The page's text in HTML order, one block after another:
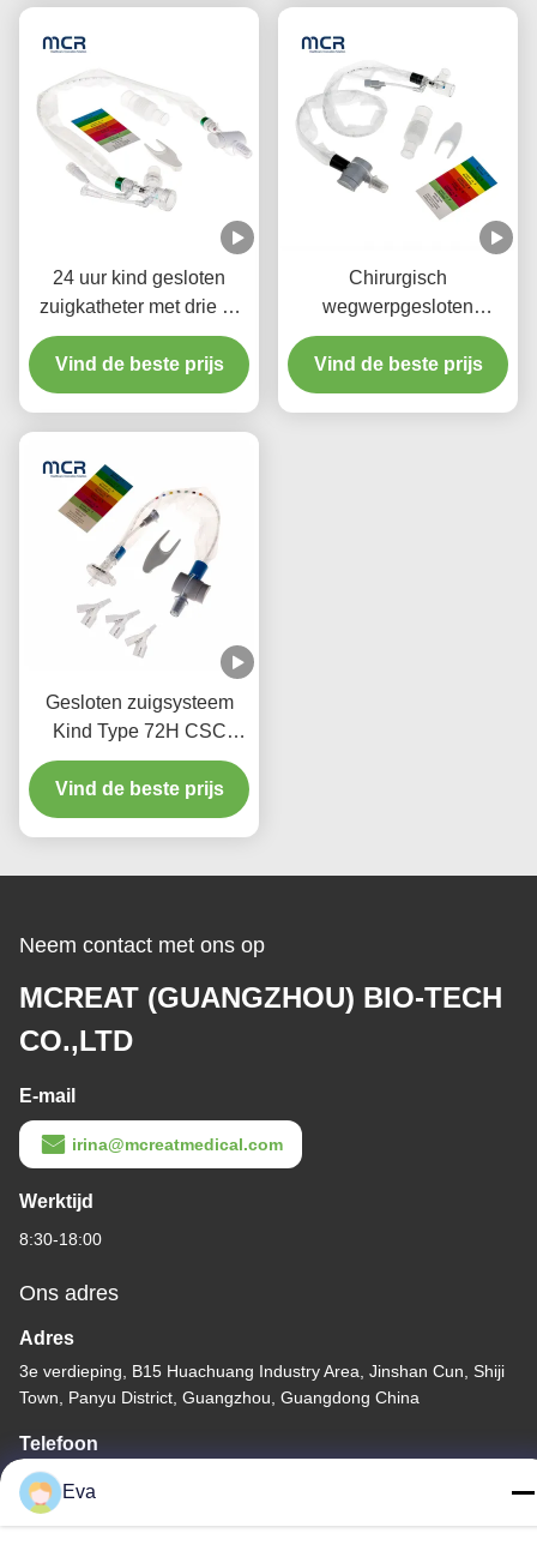
24 uur kind gesloten
zuigkatheter met drie Y-
stuk connectoren
Vind de beste prijs
Chirurgisch
wegwerpgesloten
zuigstelsel
Neonaten/Pediatrie-
Ellebogen
Vind de beste prijs
Gesloten zuigsysteem
Kind Type 72H CSC
Wegwerp medicijnen
Vind de beste prijs
Neem contact met ons op
MCREAT (GUANGZHOU) BIO-TECH
CO.,LTD
E-mail
irina@mcreatmedical.com
Werktijd
8:30-18:00
Ons adres
Adres
3e verdieping, B15 Huachuang Industry Area, Jinshan Cun, Shiji
Town, Panyu District, Guangzhou, Guangdong China
Telefoon
86-020-3156-0583
Eva